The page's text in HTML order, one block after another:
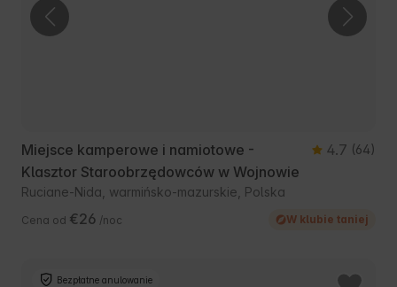
Miejsce kamperowe i namiotowe -
Klasztor Staroobrzędowców w Wojnowie
4.7 (64)
Ruciane-Nida, warmińsko-mazurskie, Polska
Cena od €26 /noc W klubie taniej
Bezpłatne anulowanie